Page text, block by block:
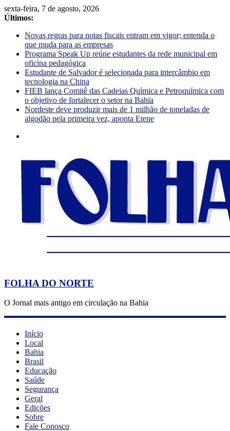
sexta-feira, 7 de agosto, 2026
Últimos:
Novas regras para notas fiscais entram em vigor; entenda o
que muda para as empresas
Programa Speak Up reúne estudantes da rede municipal em
oficina pedagógica
Estudante de Salvador é selecionada para intercâmbio em
tecnologia na China
FIEB lança Comitê das Cadeias Química e Petroquímica com
o objetivo de fortalecer o setor na Bahia
Nordeste deve produzir mais de 1 milhão de toneladas de
algodão pela primeira vez, aponta Etene
FOLHA DO NORTE
O Jornal mais antigo em circulação na Bahia
Início
Local
Bahia
Brasil
Educação
Saúde
Segurança
Geral
Edições
Sobre
Fale Conosco